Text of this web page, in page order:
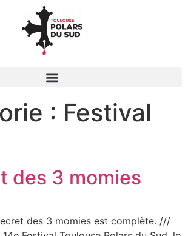
: Festival
des 3 momies
des 3 momies est complète. ///